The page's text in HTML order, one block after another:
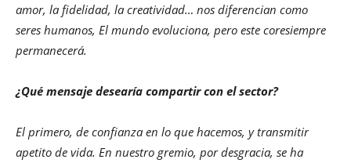
amor, la fidelidad, la creatividad… nos diferencian como
seres humanos, El mundo evoluciona, pero este coresiempre
permanecerá.
¿Qué mensaje desearía compartir con el sector?
El primero, de confianza en lo que hacemos, y transmitir
apetito de vida. En nuestro gremio, por desgracia, se ha